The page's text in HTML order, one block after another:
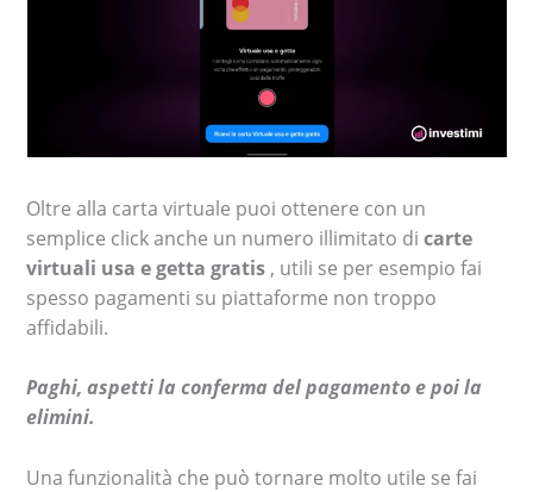
Oltre alla carta virtuale puoi ottenere con un
semplice click anche un numero illimitato dicarte
virtuali usa e getta gratis , utili se per esempio fai
spesso pagamenti su piattaforme non troppo
affidabili.
Paghi, aspetti la conferma del pagamento e poi la
elimini.
Una funzionalità che può tornare molto utile se fai